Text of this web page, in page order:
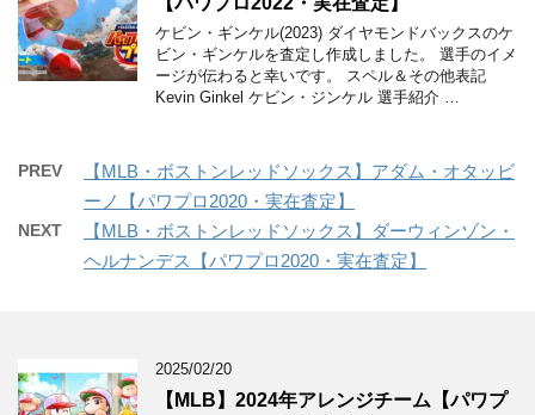
ケビン・ギンケル(2023) ダイヤモンドバックスのケ
ビン・ギンケルを査定し作成しました。 選手のイメ
ージが伝わると幸いです。 スペル＆その他表記
Kevin Ginkel ケビン・ジンケル 選手紹介 …
PREV
【MLB・ボストンレッドソックス】アダム・オタッビ
ーノ【パワプロ2020・実在査定】
NEXT
【MLB・ボストンレッドソックス】ダーウィンゾン・
ヘルナンデス【パワプロ2020・実在査定】
2025/02/20
【MLB】2024年アレンジチーム【パワプ